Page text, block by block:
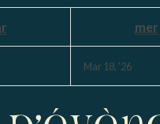
mer
Mar 18, '26